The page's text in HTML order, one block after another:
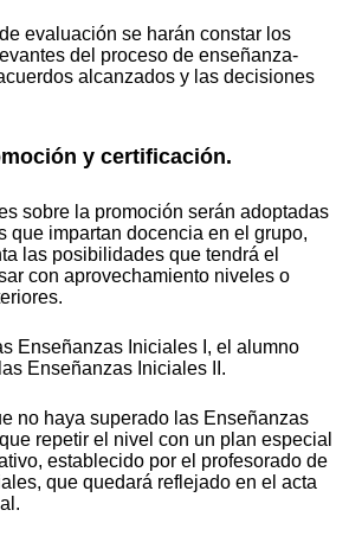
evaluación se harán constar los
del proceso de enseñanza-
alcanzados y las decisiones
y certificación.
sobre la promoción serán adoptadas
que impartan docencia en el grupo,
las posibilidades que tendrá el
con aprovechamiento niveles o
Enseñanzas Iniciales I, el alumno
Enseñanzas Iniciales II.
no haya superado las Enseñanzas
repetir el nivel con un plan especial
establecido por el profesorado de
que quedará reflejado en el acta